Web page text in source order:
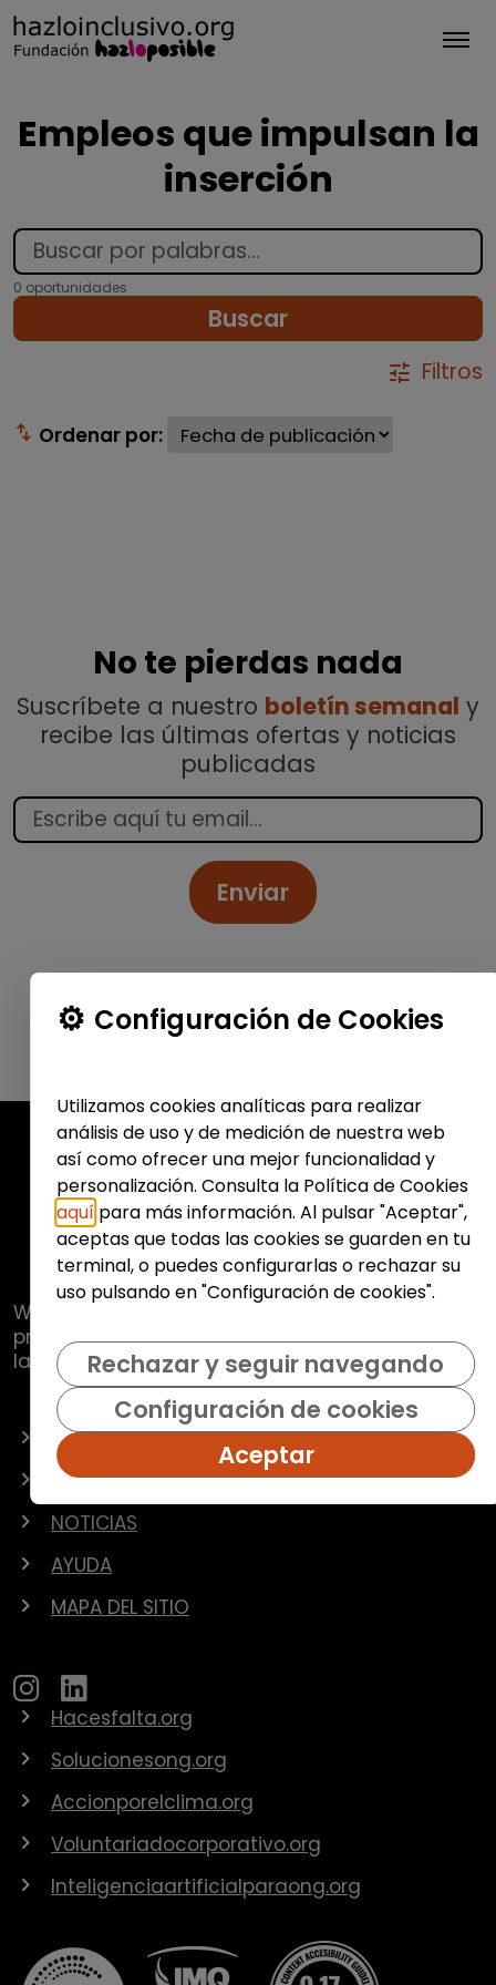
Empleos que impulsan la
inserción
0 oportunidades
Buscar
tune Filtros
swap_vert Ordenar por:
No te pierdas nada
Suscríbete a nuestro boletín semanal y
recibe las últimas ofertas y noticias
publicadas
Enviar
Web de
pretende promover y fomentar la inclusión
laboral de colectivos vulnerables.
OFERTAS
EMPRESAS
NOTICIAS
AYUDA
MAPA DEL SITIO
Hacesfalta.org
Solucionesong.org
Accionporelclima.org
Voluntariadocorporativo.org
Inteligenciaartificialparaong.org
Configuración de Cookies
Utilizamos cookies analíticas para realizar
análisis de uso y de medición de nuestra web
así como ofrecer una mejor funcionalidad y
personalización. Consulta la Política de Cookies
aquí para más información. Al pulsar "Aceptar",
aceptas que todas las cookies se guarden en tu
terminal, o puedes configurarlas o rechazar su
uso pulsando en "Configuración de cookies".
Rechazar y seguir navegando
Configuración de cookies
Aceptar